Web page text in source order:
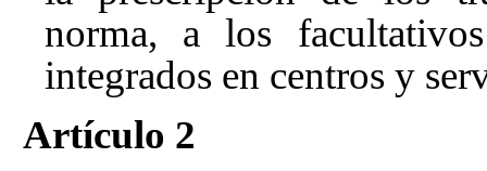
norma, a los
integrados en centros y
Artículo 2